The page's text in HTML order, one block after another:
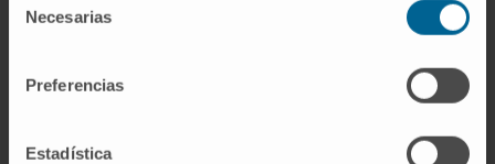
Necesarias
Preferencias
Estadística